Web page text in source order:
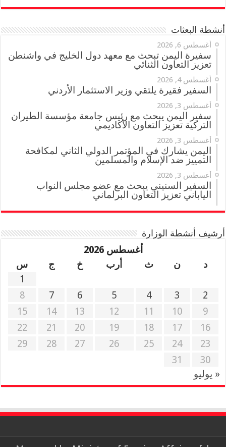
أنشطة البعثات
أغسطس 6, 2026
سفيرة اليمن تبحث مع معهد دول الخليج في واشنطن
تعزيز التعاون الثنائي
أغسطس 4, 2026
السفير فقيرة يلتقي وزير الاستثمار الأردني
أغسطس 3, 2026
سفير اليمن يبحث مع رئيس جامعة مؤسسة الطيران
التركية تعزيز التعاون الأكاديمي
أغسطس 3, 2026
اليمن يشارك في المؤتمر الدولي الثاني لمكافحة
التمييز ضد الإسلام والمسلمين
أغسطس 3, 2026
السفير السنيني يبحث مع عضو مجلس النواب
الياباني تعزيز التعاون البرلماني
أرشيف أنشطة الوزارة
أغسطس 2026
د
ن ث أرب خ ج
س
1
2
3
4
5
6
7
8
9
10
11
12
13
14
15
16
17
18
19
20
21
22
23
24
25
26
27
28
29
30
31
« يوليو